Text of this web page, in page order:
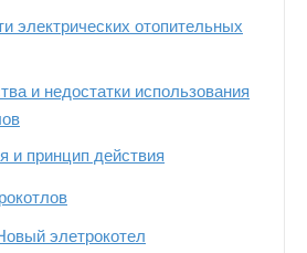
электрических отопительных
и недостатки использования
и принцип действия
элетрокотел